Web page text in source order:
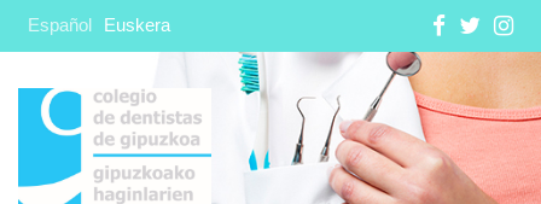
Español Euskera